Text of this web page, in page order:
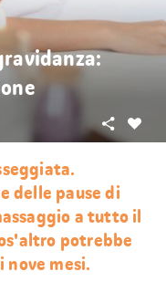
Condividi
delle pause di
a tutto il
potrebbe
mesi.